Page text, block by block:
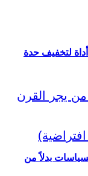
لتخفيف حدة
بدلاً من